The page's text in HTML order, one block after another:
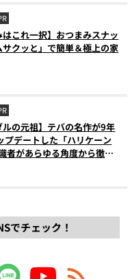
はこれ一択】おつまみスナッ
クッと」で簡単＆極上の家
ルの元祖】テバの名作が9年
プデートした「ハリケーン
者があらゆる角度から徹底
でチェック！